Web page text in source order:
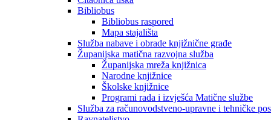
Bibliobus
Bibliobus raspored
Mapa stajališta
Služba nabave i obrade knjižnične građe
Županijska matična razvojna služba
Županijska mreža knjižnica
Narodne knjižnice
Školske knjižnice
Programi rada i izvješća Matične službe
Služba za računovodstveno-upravne i tehničke